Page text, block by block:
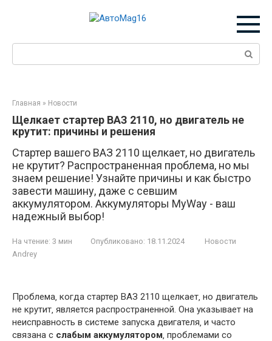
Поиск:
Главная » Новости
Щелкает стартер ВАЗ 2110, но двигатель не
крутит: причины и решения
Стартер вашего ВАЗ 2110 щелкает, но двигатель
не крутит? Распространенная проблема, но мы
знаем решение! Узнайте причины и как быстро
завести машину, даже с севшим
аккумулятором. Аккумуляторы MyWay - ваш
надежный выбор!
На чтение: 3 мин Опубликовано: 18.11.2024
Новости
Andrey
Проблема‚ когда стартер ВАЗ 2110 щелкает‚ но двигатель
не крутит‚ является распространенной. Она указывает на
неисправность в системе запуска двигателя‚ и часто
связана с слабым аккумулятором‚ проблемами со